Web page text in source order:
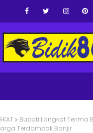
Bupati Langkat Terima
Terdampak Banjir